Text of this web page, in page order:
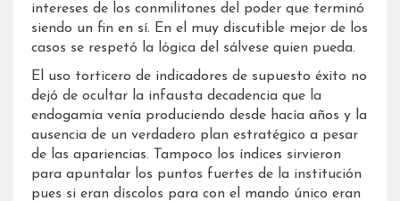
intereses de los conmilitones del poder que terminó
siendo un fin en sí. En el muy discutible mejor de los
casos se respetó la lógica del sálvese quien pueda.
El uso torticero de indicadores de supuesto éxito no
dejó de ocultar la infausta decadencia que la
endogamia venía produciendo desde hacía años y la
ausencia de un verdadero plan estratégico a pesar
de las apariencias. Tampoco los índices sirvieron
para apuntalar los puntos fuertes de la institución
pues si eran díscolos para con el mando único eran